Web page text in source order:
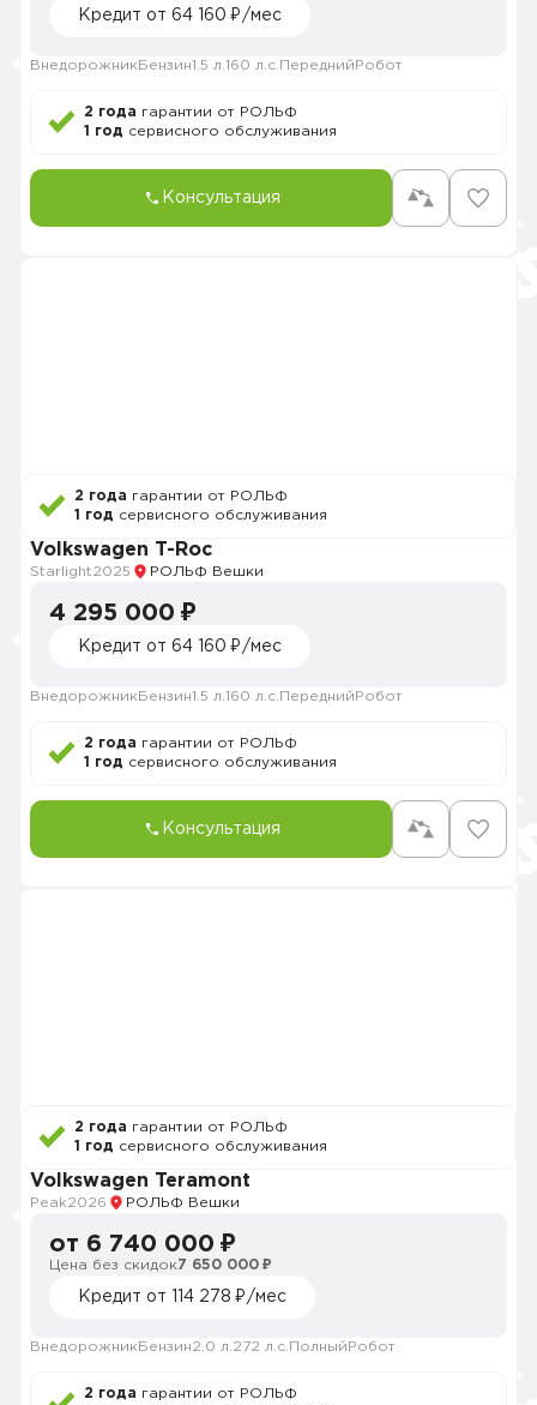
Кредит от 64 160 ₽/мес
Внедорожник Бензин1.5 л. 160 л.с. Передний Робот
2 года гарантии от РОЛЬФ
1 год сервисного обслуживания
Консультация
2 года гарантии от РОЛЬФ
1 год сервисного обслуживания
Volkswagen T-Roc
Starlight2025 РОЛЬФ Вешки
4 295 000 ₽
Кредит от 64 160 ₽/мес
Внедорожник Бензин1.5 л. 160 л.с. Передний Робот
2 года гарантии от РОЛЬФ
1 год сервисного обслуживания
Консультация
2 года гарантии от РОЛЬФ
1 год сервисного обслуживания
Volkswagen Teramont
Peak2026 РОЛЬФ Вешки
от 6 740 000 ₽
Цена без скидок7 650 000 ₽
Кредит от 114 278 ₽/мес
Внедорожник Бензин2.0 л. 272 л.с. Полный Робот
2 года гарантии от РОЛЬФ